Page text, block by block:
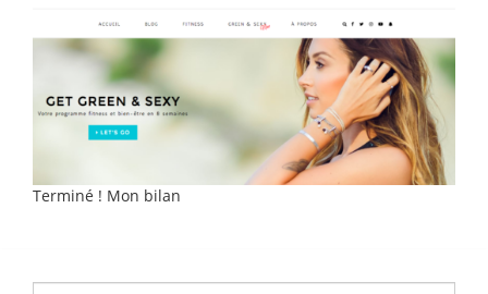
Terminé ! Mon bilan